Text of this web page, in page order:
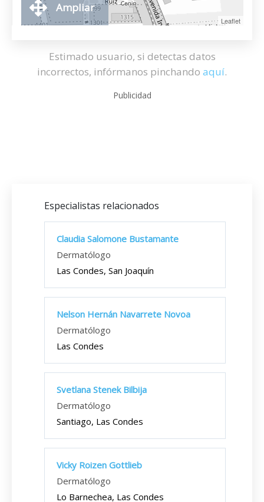
Leaflet
Ampliar
Estimado usuario, si detectas datos
incorrectos, infórmanos pinchando aquí.
Publicidad
Especialistas relacionados
Claudia Salomone Bustamante
Dermatólogo
Las Condes, San Joaquín
Nelson Hernán Navarrete Novoa
Dermatólogo
Las Condes
Svetlana Stenek Bilbija
Dermatólogo
Santiago, Las Condes
Vicky Roizen Gottlieb
Dermatólogo
Lo Barnechea, Las Condes